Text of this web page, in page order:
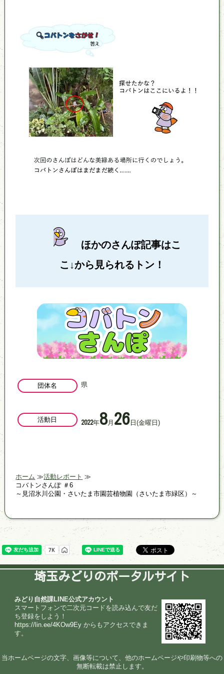
ほかのさんぽ記事はこ
こ↓から見られるトン！
団体名 県
活動日 2022年8月 26 日(金曜日)
ホーム
活動レポート
コバトンさんぽ ＃6
～見沼氷川公園・さいたま市園芸植物園（さいたま市緑区）～
埼玉みどりのポータルサイト
みどり自然課LINE公式アカウント
スマートフォンで二次元コードを読み込んで友だ
ち登録をしよう！
https://lin.ee/4KOw9Ey からもアクセスできま
す。
当ホームページの文字、画像等について、他のホームページや印刷物等への
無断転載は禁止します。